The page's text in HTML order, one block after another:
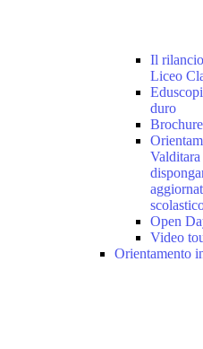
Il
Liceo
duro
Open
Video
Orientamento